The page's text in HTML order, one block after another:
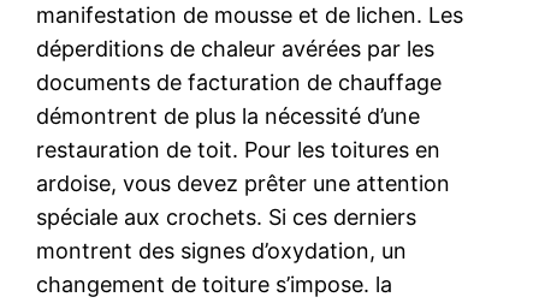
manifestation de mousse et de lichen. Les
déperditions de chaleur avérées par les
documents de facturation de chauffage
démontrent de plus la nécessité d’une
restauration de toit. Pour les toitures en
ardoise, vous devez prêter une attention
spéciale aux crochets. Si ces derniers
montrent des signes d’oxydation, un
changement de toiture s’impose. la